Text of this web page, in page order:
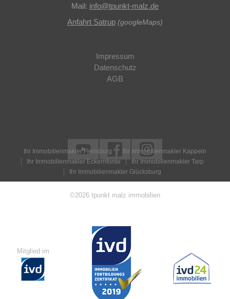
Mail: info@tpunkt-malz.de
Anfahrt Satrup (googleMaps)
Impressum
Datenschutz
AGB
Ihr Immobilienmakler Flensburg
Ihr Immobilienmakler Kappeln
Ihr Immobilienmakler Eckernförde
Ihr Immobilienmakler Tarp
Ihr Immobilienmakler Glücksburg
©2026 tpunkt malz immobilien
Mitglied im